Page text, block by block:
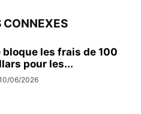
CONNEXES
bloque les frais de 100
pour les...
06/2026